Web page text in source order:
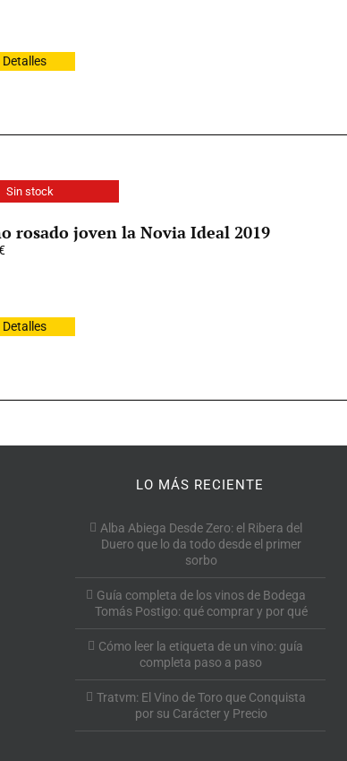
Detalles
Sin stock
rosado joven la Novia Ideal 2019
Detalles
LO MÁS RECIENTE
Alba Abiega Desde Zero: el Ribera del
Duero que lo da todo desde el primer
sorbo
Guía completa de los vinos de Bodega
Tomás Postigo: qué comprar y por qué
Cómo leer la etiqueta de un vino: guía
completa paso a paso
Tratvm: El Vino de Toro que Conquista
por su Carácter y Precio